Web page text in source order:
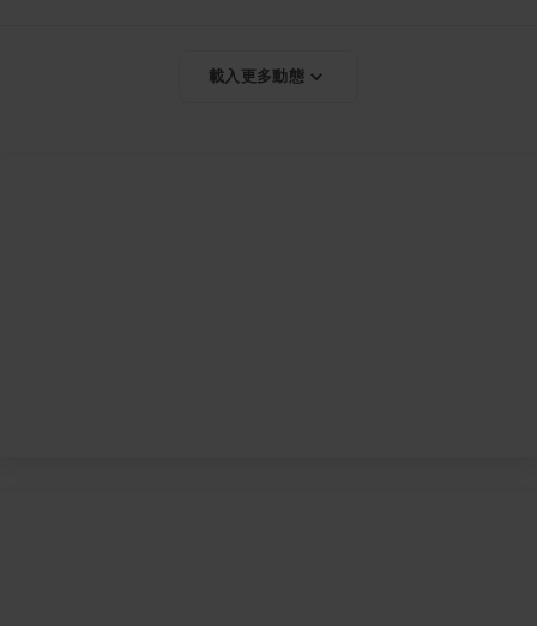
載入更多動態